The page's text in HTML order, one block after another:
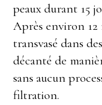
peaux durant 15
Après environ 12
transvasé dans
décanté de
sans aucun
filtration.